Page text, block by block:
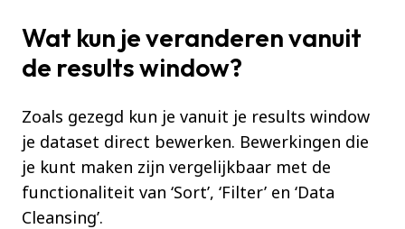
Wat kun je veranderen vanuit
de results window?
Zoals gezegd kun je vanuit je results window
je dataset direct bewerken. Bewerkingen die
je kunt maken zijn vergelijkbaar met de
functionaliteit van ‘Sort’, ‘Filter’ en ‘Data
Cleansing’.